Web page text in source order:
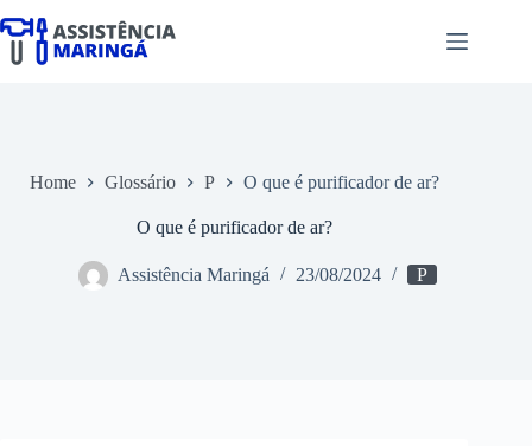
para
Home Glossário P O que é purificador de ar?
O que é purificador de ar?
Assistência Maringá 23/08/2024 P